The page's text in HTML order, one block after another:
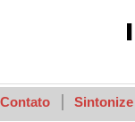
Contato Sintonize